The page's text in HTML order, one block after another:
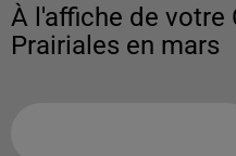
À l'affiche de votre
Prairiales en mars